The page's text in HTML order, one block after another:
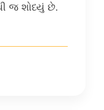
જ શોધ્યું છે.